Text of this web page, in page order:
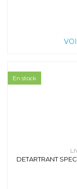
DETARTRANT
En stock